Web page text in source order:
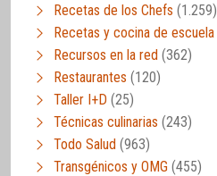
Recetas de los Chefs (1.259)
Recetas y cocina de escuela
Recursos en la red (362)
Restaurantes (120)
Taller I+D (25)
Técnicas culinarias (243)
Todo Salud (963)
Transgénicos y OMG (455)